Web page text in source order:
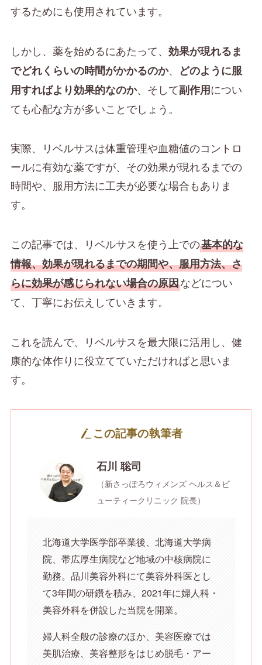
するためにも使用されています。
しかし、薬を始めるにあたって、 効果が現れるま
でどれくらいの時間がかかるのか、
どのように服
用すればより効果的なのか、そして副作用につい
ても心配な方が多いことでしょう。
実際、リベルサスは体重管理や血糖値のコントロ
ールに有効な薬ですが、その効果が現れるまでの
時間や、服用方法に工夫が必要な場合もありま
す。
この記事では、リベルサスを使う上での基本的な
情報、効果が現れるまでの期間や、服用方法、さ
らに効果が感じられない場合の原因などについ
て、丁寧にお伝えしていきます。
これを読んで、リベルサスを最大限に活用し、健
康的な体作りに役立てていただければと思いま
す。
この記事の執筆者
石川 聡司
（新さっぽろウィメンズ ヘルス＆ビ
ューティークリニック 院長）
北海道大学医学部卒業後、北海道大学病
院、帯広厚生病院など地域の中核病院に
勤務。品川美容外科にて美容外科医とし
て3年間の研鑽を積み、2021年に婦人科・
美容外科を併設した当院を開業。
婦人科全般の診療のほか、美容医療では
美肌治療、美容整形をはじめ脱毛・アー